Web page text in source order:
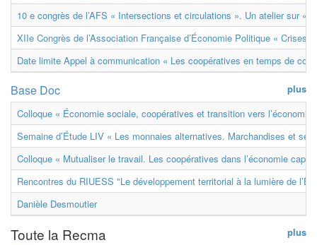
10 e congrès de l’AFS « Intersections et circulations ». Un atelier sur «
XIIe Congrès de l’Association Française d’Économie Politique « Crises
Date limite Appel à communication « Les coopératives en temps de
plus
Base Doc
Colloque « Économie sociale, coopératives et transition vers
Semaine d’Étude LIV « Les monnaies alternatives. Marchandises et
Colloque « Mutualiser le travail. Les coopératives dans l’économie
Rencontres du RIUESS "Le développement territorial à la lumière de
Danièle Desmoutier
plus
Toute la Recma